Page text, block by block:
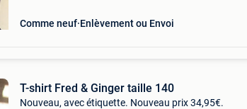
Comme neuf Enlèvement ou Envoi
T-shirt Fred & Ginger taille 140
Nouveau, avec étiquette. Nouveau prix 34,95€.